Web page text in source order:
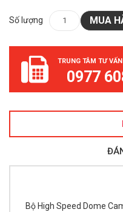
Số lượng MUA
TRUNG TÂM TƯ
0977
Bộ High Speed Dome